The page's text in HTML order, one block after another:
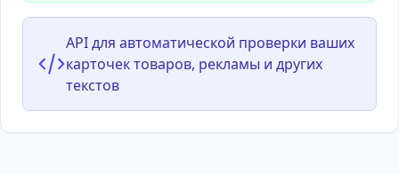
API для автоматической проверки ваших
карточек товаров, рекламы и других
текстов